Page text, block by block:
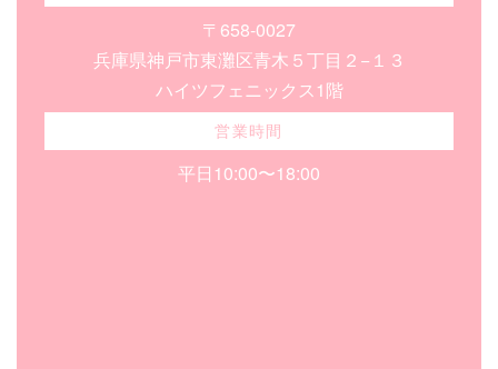
〒658-0027
兵庫県神戸市東灘区青木５丁目２−１３
ハイツフェニックス1階
営業時間
平日10:00〜18:00